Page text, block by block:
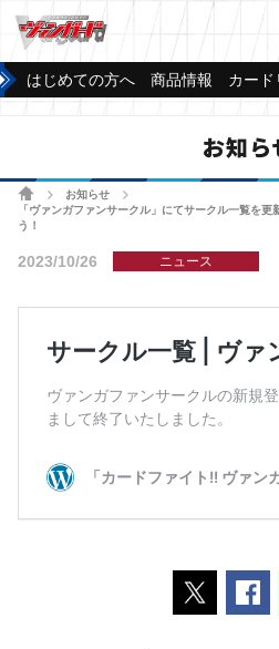
はじめての方へ 商品情報 カード
お知ら
ホームお知らせ
「ヴァンガファンサークル」にてサークル一覧を
う！
2023/10/26 ニュース
ポスト